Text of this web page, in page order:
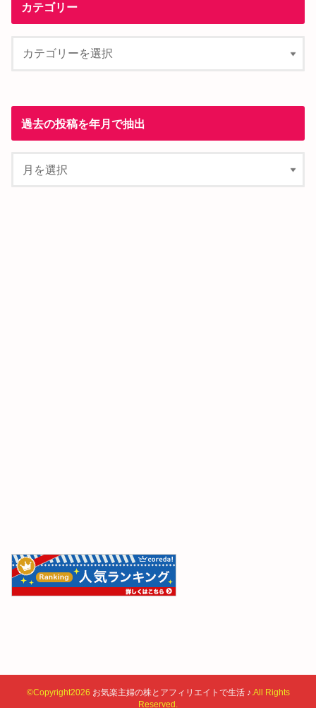
カテゴリー
過去の投稿を年月で抽出
©Copyright2026 お気楽主婦の株とアフィリエイトで生活 ♪ .All Rights
Reserved.